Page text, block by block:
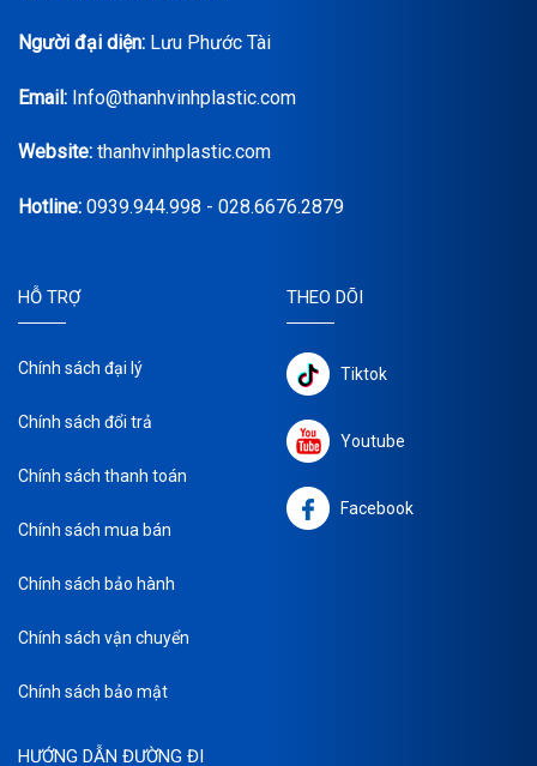
Người đại diện: Lưu Phước Tài
Email: Info@thanhvinhplastic.com
Website: thanhvinhplastic.com
Hotline: 0939.944.998 - 028.6676.2879
HỖ TRỢ
Chính sách đại lý
Chính sách đổi trả
Chính sách thanh toán
Chính sách mua bán
Chính sách bảo hành
Chính sách vận chuyển
Chính sách bảo mật
THEO DÕI
Tiktok
Youtube
Facebook
HƯỚNG DẪN ĐƯỜNG ĐI